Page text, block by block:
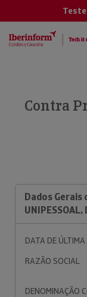
Contra
Dados Gerais
UNIPESSOAL,
DATA DE
RAZÃO SOCIAL
DENOMINAÇÃO